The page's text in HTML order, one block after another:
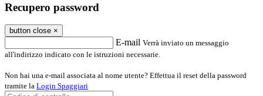
Recupero password
button close ×
E-mail Verrà inviato un messaggio
all'indirizzo indicato con le istruzioni necessarie.
Non hai una e-mail associata al nome utente? Effettua il reset della password
tramite la Login Spaggiari